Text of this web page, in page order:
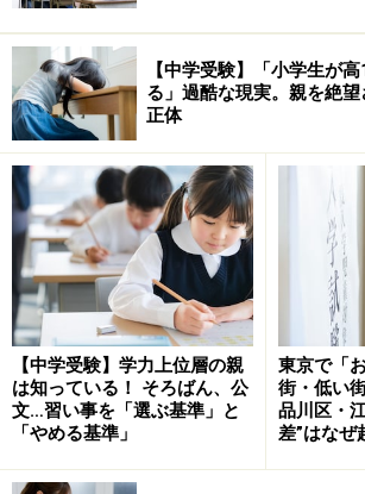
い。
【中学受験】「小学生が
る」過酷な現実。親を絶望
正体
【中学受験】学力上位層の親
は知っている！ そろばん、公
文…習い事を「選ぶ基準」と
「やめる基準」
東京で「
街・低い
品川区・
差”はなぜ